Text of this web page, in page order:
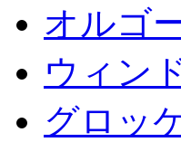
オルゴ
ウィン
グロッ